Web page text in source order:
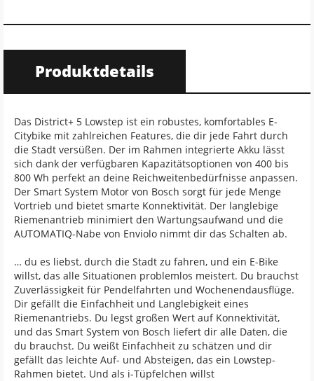
Produktdetails
Das District+ 5 Lowstep ist ein robustes, komfortables E-
Citybike mit zahlreichen Features, die dir jede Fahrt durch
die Stadt versüßen. Der im Rahmen integrierte Akku lässt
sich dank der verfügbaren Kapazitätsoptionen von 400 bis
800 Wh perfekt an deine Reichweitenbedürfnisse anpassen.
Der Smart System Motor von Bosch sorgt für jede Menge
Vortrieb und bietet smarte Konnektivität. Der langlebige
Riemenantrieb minimiert den Wartungsaufwand und die
AUTOMATIQ-Nabe von Enviolo nimmt dir das Schalten ab.
… du es liebst, durch die Stadt zu fahren, und ein E-Bike
willst, das alle Situationen problemlos meistert. Du brauchst
Zuverlässigkeit für Pendelfahrten und Wochenendausflüge.
Dir gefällt die Einfachheit und Langlebigkeit eines
Riemenantriebs. Du legst großen Wert auf Konnektivität,
und das Smart System von Bosch liefert dir alle Daten, die
du brauchst. Du weißt Einfachheit zu schätzen und dir
gefällt das leichte Auf- und Absteigen, das ein Lowstep-
Rahmen bietet. Und als i-Tüpfelchen willst